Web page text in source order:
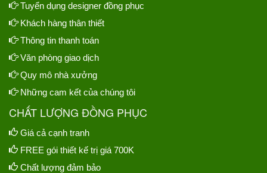
Tuyển dụng designer đồng phục
Khách hàng thân thiết
Thông tin thanh toán
Văn phòng giao dịch
Quy mô nhà xưởng
Những cam kết của chúng tôi
CHẤT LƯỢNG ĐỒNG PHỤC
Giá cả cạnh tranh
FREE gói thiết kế trị giá 700K
Chất lượng đảm bảo